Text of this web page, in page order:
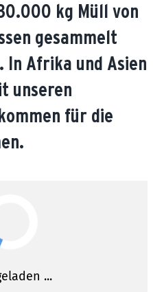
kg Müll von
gesammelt
In Afrika und Asien
unseren
für die